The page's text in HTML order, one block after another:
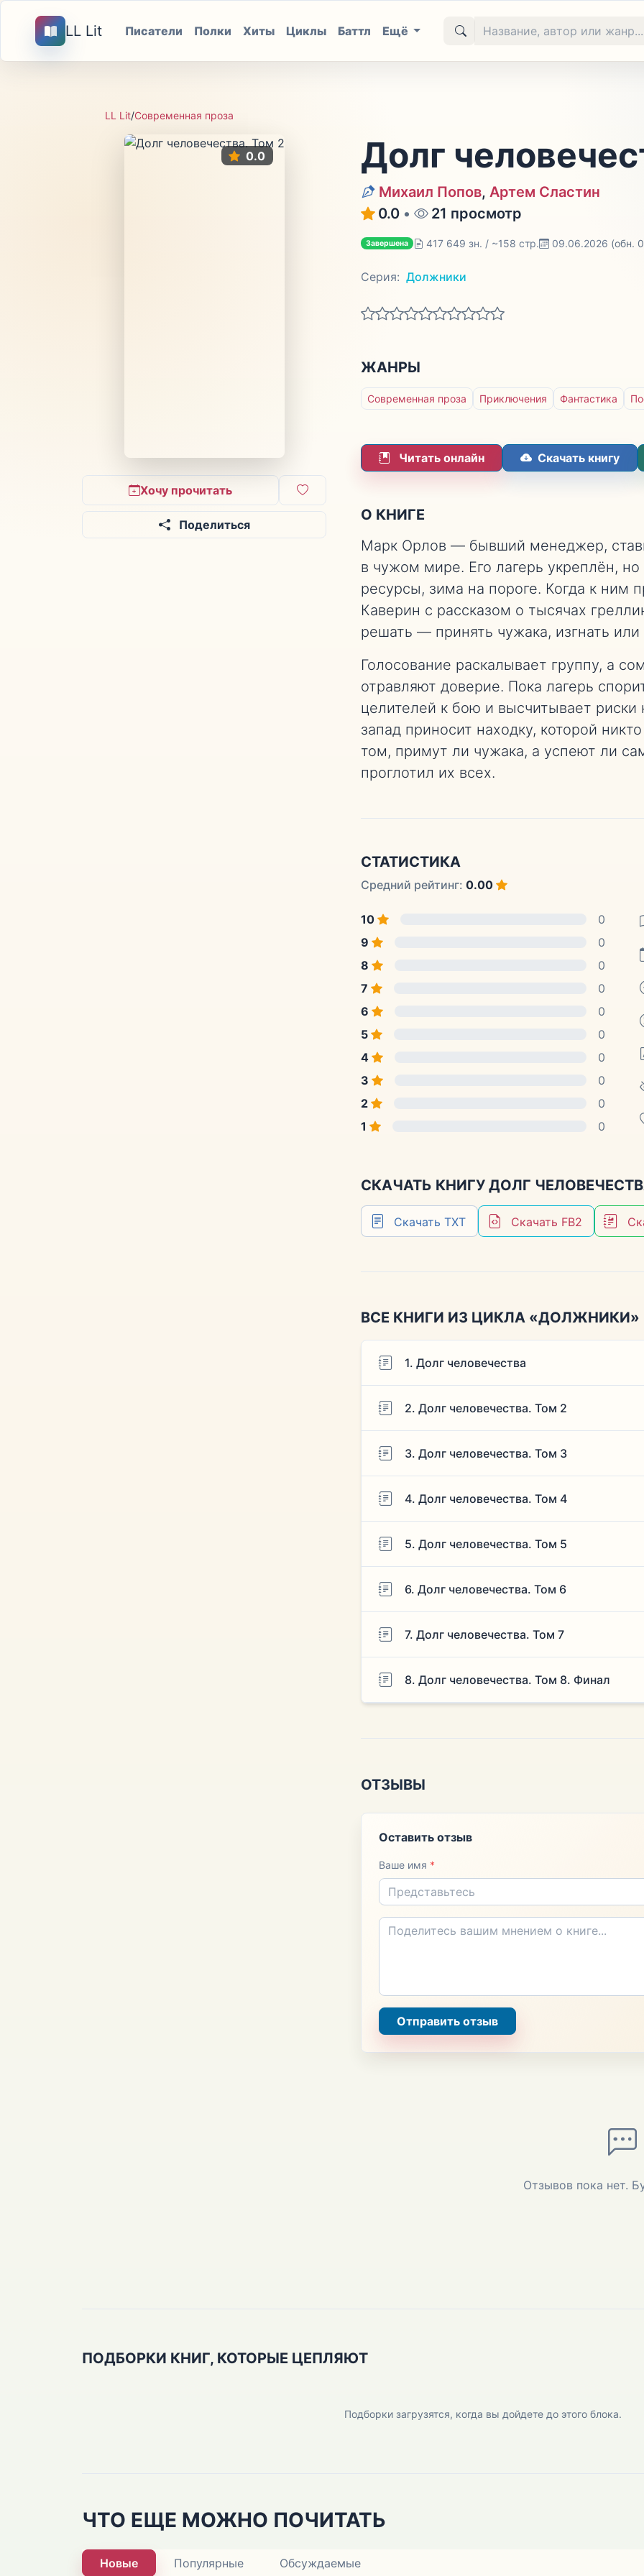
LL Lit Писатели Полки Хиты Циклы Баттл Ещё
LL Lit/Современная проза
0.0
Хочу прочитать
Поделиться
Долг
Михаил Попов, Артем Сластин
0.0 • 21 просмотр
Завершена 417 649 зн. / ~158 стр. 09.06.2026 (обн.
Серия: Должники
ЖАНРЫ
Современная проза Приключения Фантастика
Читать онлайн Скачать книгу
О КНИГЕ
Марк Орлов — бывший менеджер,
в чужом мире. Его лагерь укреплён,
ресурсы, зима на пороге. Когда к ним
Каверин с рассказом о тысячах
решать — принять чужака, изгнать или
Голосование раскалывает группу, а
отравляют доверие. Пока лагерь
целителей к бою и высчитывает риски
запад приносит находку, которой
том, примут ли чужака, а успеют ли
проглотил их всех.
СТАТИСТИКА
Средний рейтинг: 0.00
10
0
9
0
8
0
7
0
6
0
5
0
4
0
3
0
2
0
1
0
СКАЧАТЬ КНИГУ ДОЛГ
Скачать TXT Скачать FB2
ВСЕ КНИГИ ИЗ ЦИКЛА «ДОЛЖНИКИ»
1. Долг человечества
2. Долг человечества. Том 2
3. Долг человечества. Том 3
4. Долг человечества. Том 4
5. Долг человечества. Том 5
6. Долг человечества. Том 6
7. Долг человечества. Том 7
8. Долг человечества. Том 8. Финал
ОТЗЫВЫ
Оставить отзыв
Ваше имя *
Отправить отзыв
Отзывов пока нет.
ПОДБОРКИ КНИГ, КОТОРЫЕ ЦЕПЛЯЮТ
Подборки загрузятся, когда вы дойдете до этого блока.
ЧТО ЕЩЕ МОЖНО ПОЧИТАТЬ
Новые Популярные Обсуждаемые